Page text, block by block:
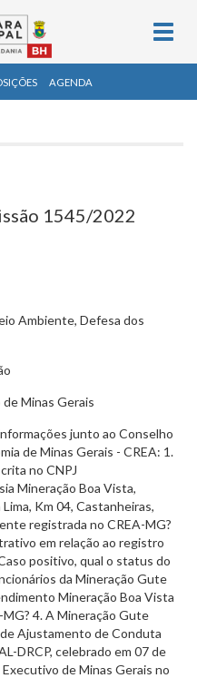
AGENDA
1545/2022
Ambiente, Defesa dos
Minas Gerais
junto ao Conselho
de Minas Gerais - CREA: 1.
no CNPJ
Mineração Boa Vista,
Km 04, Castanheiras,
registrada no CREA-MG?
em relação ao registro
positivo, qual o status do
da Mineração Gute
Mineração Boa Vista
4. A Mineração Gute
Ajustamento de Conduta
DRCP, celebrado em 07 de
de Minas Gerais no